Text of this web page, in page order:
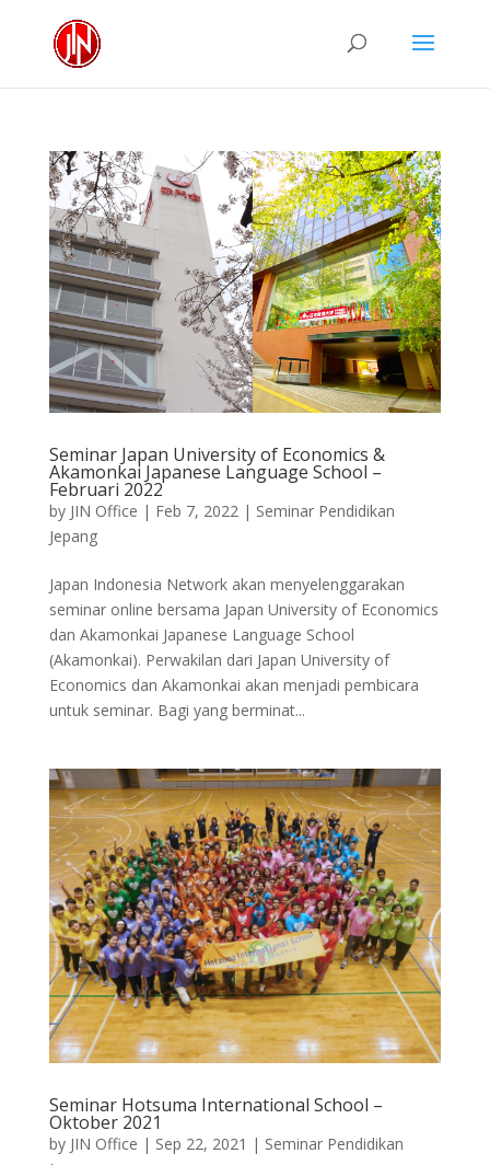
Seminar Japan University of Economics &
Akamonkai Japanese Language School –
Februari 2022
by JIN Office | Feb 7, 2022| Seminar Pendidikan
Jepang
Japan Indonesia Network akan menyelenggarakan
seminar online bersama Japan University of Economics
dan Akamonkai Japanese Language School
(Akamonkai). Perwakilan dari Japan University of
Economics dan Akamonkai akan menjadi pembicara
untuk seminar. Bagi yang berminat...
Seminar Hotsuma International School –
Oktober 2021
by JIN Office | Sep 22, 2021 | Seminar Pendidikan